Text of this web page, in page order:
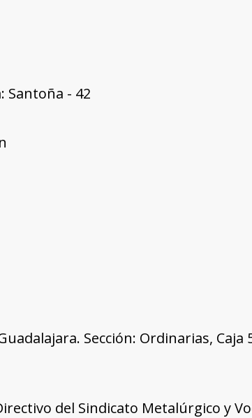
Santoña - 42
Sección: Ordinarias, Caja
del Sindicato Metalúrgico y